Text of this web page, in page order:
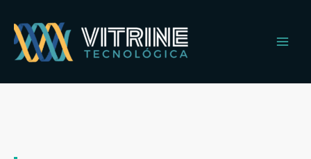
para
conteúdo